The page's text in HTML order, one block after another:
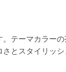
テーマカラーの
とスタイリッ